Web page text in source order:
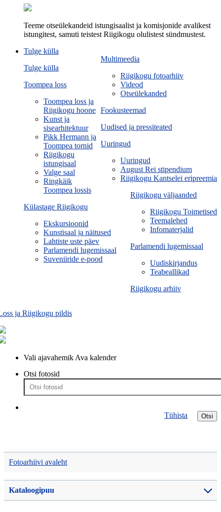
Teeme otseülekandeid istungisaalist ja komisjonide avalikest
istungitest, samuti teistest Riigikogu olulistest sündmustest.
Multimeedia
Riigikogu fotoarhiiv
Videod
Otseülekanded
Fookusteemad
Uudised ja pressiteated
Uuringud
Uuringud
August Rei stipendium
Riigikogu Kantselei eripreemia
Riigikogu väljaanded
Riigikogu Toimetised
Teemalehed
Infomaterjalid
Parlamendi lugemissaal
Uudiskirjandus
Teabeallikad
Riigikogu arhiiv
Tulge külla
Tulge külla
Toompea loss
Toompea loss ja
Riigikogu hoone
Kunst ja
sisearhitektuur
Pikk Hermann ja
Toompea tornid
Riigikogu
istungisaal
Valge saal
Ringkäik
Toompea lossis
Külastage Riigikogu
Ekskursioonid
Kunstisaal ja näitused
Lahtiste uste päev
Parlamendi lugemissaal
Suveniiride e-pood
ja Riigikogu pildis
Vali ajavahemik Ava kalender
Otsi fotosid
Otsi
Tühista
Fotoarhiivi avaleht
Kataloogipuu